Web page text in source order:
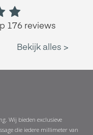
Wij bieden exclusieve
die iedere millimeter van